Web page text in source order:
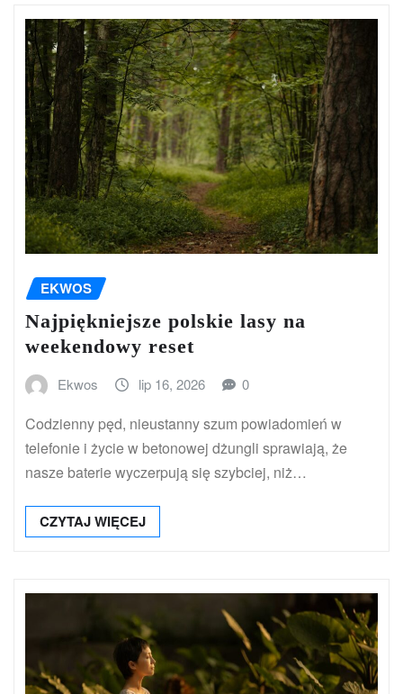
EKWOS
Najpiękniejsze polskie lasy na
weekendowy reset
Ekwos lip 16, 2026 0
Codzienny pęd, nieustanny szum powiadomień w
telefonie i życie w betonowej dżungli sprawiają, że
nasze baterie wyczerpują się szybciej, niż…
CZYTAJ WIĘCEJ